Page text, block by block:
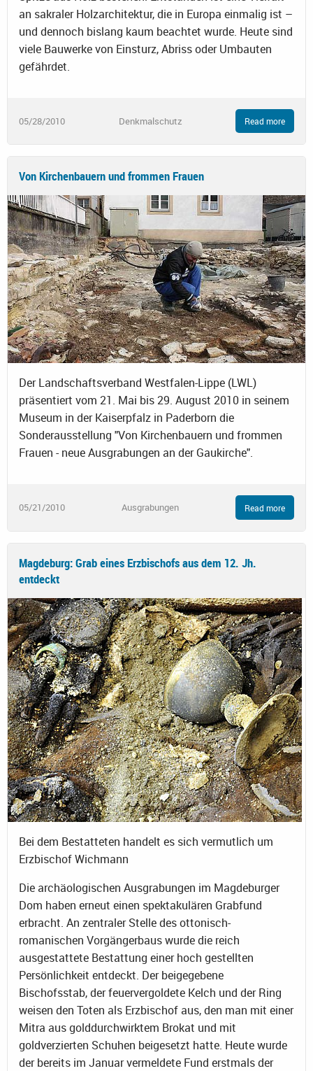
an sakraler Holzarchitektur, die in Europa einmalig ist –
und dennoch bislang kaum beachtet wurde. Heute sind
viele Bauwerke von Einsturz, Abriss oder Umbauten
gefährdet.
05/28/2010 Denkmalschutz Read more
Von Kirchenbauern und frommen Frauen
Der Landschaftsverband Westfalen-Lippe (LWL)
präsentiert vom 21. Mai bis 29. August 2010 in seinem
Museum in der Kaiserpfalz in Paderborn die
Sonderausstellung "Von Kirchenbauern und frommen
Frauen - neue Ausgrabungen an der Gaukirche".
05/21/2010 Ausgrabungen Read more
Magdeburg: Grab eines Erzbischofs aus dem 12. Jh.
entdeckt
Bei dem Bestatteten handelt es sich vermutlich um
Erzbischof Wichmann
Die archäologischen Ausgrabungen im Magdeburger
Dom haben erneut einen spektakulären Grabfund
erbracht. An zentraler Stelle des ottonisch-
romanischen Vorgängerbaus wurde die reich
ausgestattete Bestattung einer hoch gestellten
Persönlichkeit entdeckt. Der beigegebene
Bischofsstab, der feuervergoldete Kelch und der Ring
weisen den Toten als Erzbischof aus, den man mit einer
Mitra aus golddurchwirktem Brokat und mit
goldverzierten Schuhen beigesetzt hatte. Heute wurde
der bereits im Januar vermeldete Fund erstmals der